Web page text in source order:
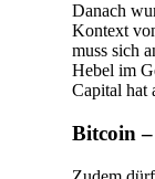
Danach
Kontext
muss sich
Hebel im
Capital hat
Bitcoin